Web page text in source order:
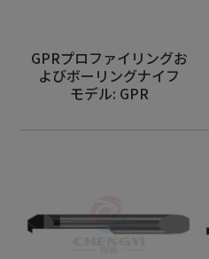
GPRプロファイリングお
よびボーリングナイフ
モデル: GPR